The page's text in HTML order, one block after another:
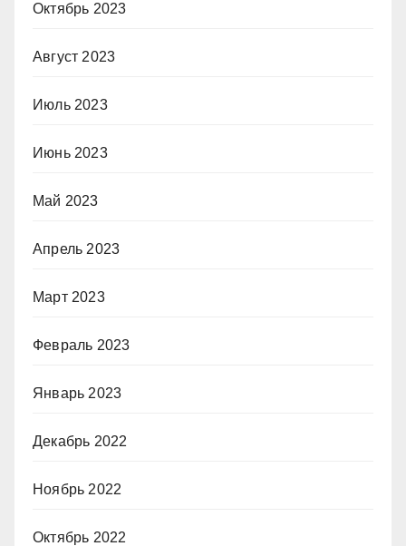
Октябрь 2023
Август 2023
Июль 2023
Июнь 2023
Май 2023
Апрель 2023
Март 2023
Февраль 2023
Январь 2023
Декабрь 2022
Ноябрь 2022
Октябрь 2022